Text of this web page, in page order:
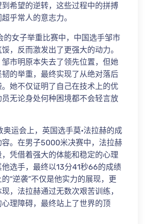
希望的逆转，这些过程中的拼搏
乎常人的意志力。
的女子举重比赛中，中国选手邹市
，反而激发出了更强大的动力。
市明原本失去了领先位置，但她
的举重，最终实现了从绝对落后
她不仅证明了自己在技术上的优
无论身处何种困境都不会轻言放
奥运会上，英国选手莫·法拉赫的成
。在男子5000米决赛中，法拉赫
凭借着强大的体能和稳定的心理
选手，最终以13分41秒66的成绩
“逆袭”不仅是他实力的展现，更
，法拉赫通过无数次艰苦训练，
理障碍，最终站上了世界的顶